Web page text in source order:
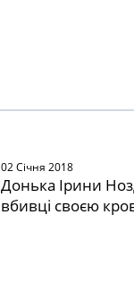
02 Січня 2018
Донька Ірини
вбивці своєю